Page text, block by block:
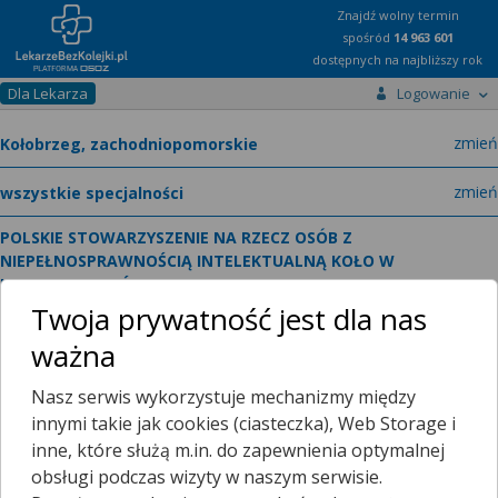
Znajdź wolny termin
spośród 14 963 601
dostępnych na najbliższy rok
Dla Lekarza Logowanie
zmień
zmień
POLSKIE STOWARZYSZENIE NA RZECZ OSÓB Z
NIEPEŁNOSPRAWNOŚCIĄ INTELEKTUALNĄ KOŁO W
KOŁOBRZEGU OŚRODEK WCZESNEJ INTERWENCJI
Mazowiecka 29
Poradnie O placówce
Telefon: Wyświetl numer
Twoja prywatność jest dla nas
ważna
Nasz serwis wykorzystuje mechanizmy między
innymi takie jak cookies (ciasteczka), Web Storage i
inne, które służą m.in. do zapewnienia optymalnej
obsługi podczas wizyty w naszym serwisie.